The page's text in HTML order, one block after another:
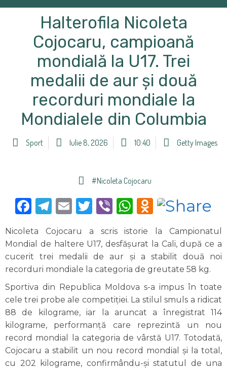
Halterofila Nicoleta
Cojocaru, campioană
mondială la U17. Trei
medalii de aur și două
recorduri mondiale la
Mondialele din Columbia
Sport Iulie 8, 2026 10:40 Getty Images
#Nicoleta Cojocaru
Facebook
Telegram
EmailTwitter
ViberWhatsApp
Nicoleta Cojocaru a scris istorie la Campionatul
Mondial de haltere U17, desfășurat la Cali, după ce a
cucerit trei medalii de aur și a stabilit două noi
recorduri mondiale la categoria de greutate 58 kg.
Sportiva din Republica Moldova s-a impus în toate
cele trei probe ale competiției. La stilul smuls a ridicat
88 de kilograme, iar la aruncat a înregistrat 114
kilograme, performanță care reprezintă un nou
record mondial la categoria de vârstă U17. Totodată,
Cojocaru a stabilit un nou record mondial și la total,
cu 202 kilograme, confirmându-și statutul de una